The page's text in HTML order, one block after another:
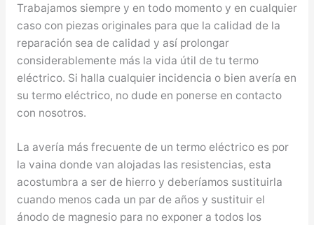
Trabajamos siempre y en todo momento y en cualquier
caso con piezas originales para que la calidad de la
reparación sea de calidad y así prolongar
considerablemente más la vida útil de tu termo
eléctrico. Si halla cualquier incidencia o bien avería en
su termo eléctrico, no dude en ponerse en contacto
con nosotros.
La avería más frecuente de un termo eléctrico es por
la vaina donde van alojadas las resistencias, esta
acostumbra a ser de hierro y deberíamos sustituirla
cuando menos cada un par de años y sustituir el
ánodo de magnesio para no exponer a todos los